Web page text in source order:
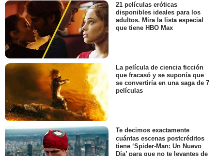
21 películas eróticas
disponibles ideales para los
adultos. Mira la lista especial
que tiene HBO Max
La película de ciencia ficción
que fracasó y se suponía que
se convertiría en una saga de 7
películas
Te decimos exactamente
cuántas escenas postcréditos
tiene ‘Spider-Man: Un Nuevo
Día’ para que no te levantes de